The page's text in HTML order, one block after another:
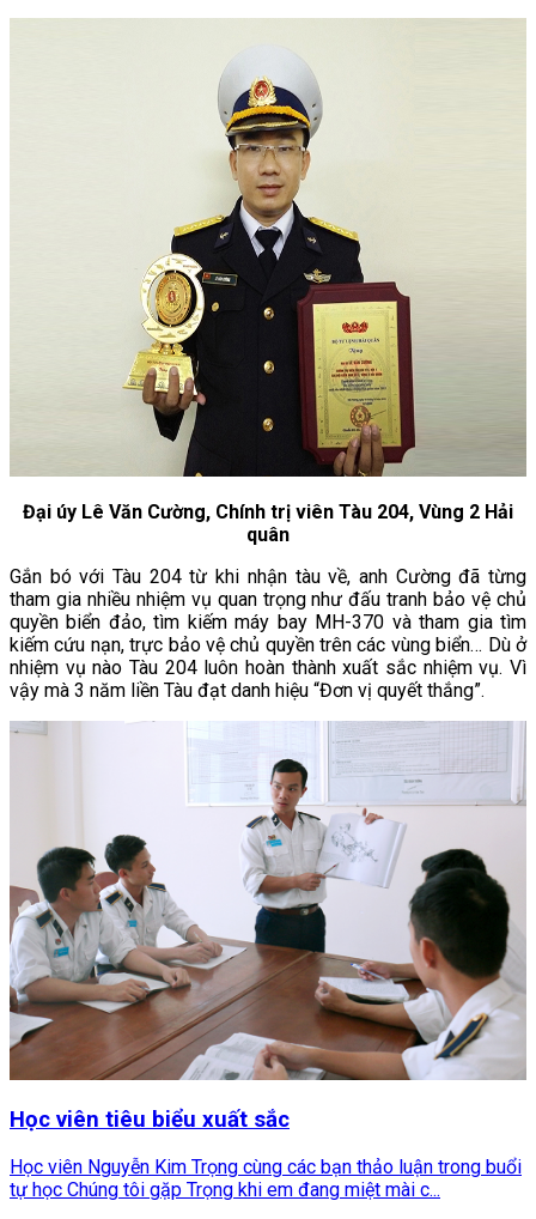
Đại úy Lê Văn Cường, Chính trị viên Tàu 204, Vùng 2 Hải
quân
Gắn bó với Tàu 204 từ khi nhận tàu về, anh Cường đã từng
tham gia nhiều nhiệm vụ quan trọng như đấu tranh bảo vệ chủ
quyền biển đảo, tìm kiếm máy bay MH-370 và tham gia tìm
kiếm cứu nạn, trực bảo vệ chủ quyền trên các vùng biển… Dù ở
nhiệm vụ nào Tàu 204 luôn hoàn thành xuất sắc nhiệm vụ. Vì
vậy mà 3 năm liền Tàu đạt danh hiệu “Đơn vị quyết thắng”.
Học viên tiêu biểu xuất sắc
Học viên Nguyễn Kim Trọng cùng các bạn thảo luận trong buổi
tự học Chúng tôi gặp Trọng khi em đang miệt mài c...